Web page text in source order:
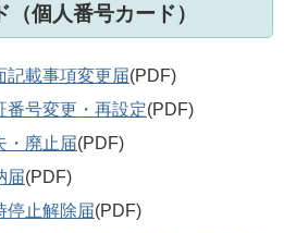
個人番号カード）
記載事項変更届(PDF)
番号変更・再設定(PDF)
・廃止届(PDF)
届(PDF)
停止解除届(PDF)